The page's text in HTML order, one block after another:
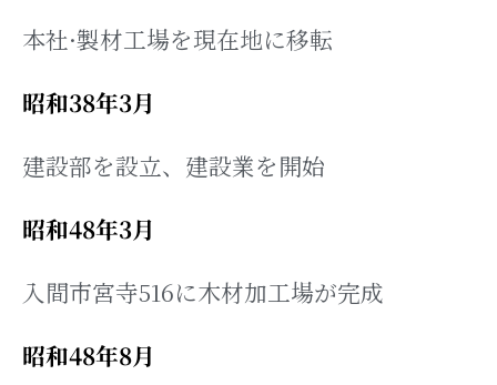
本社·製材工場を現在地に移転
昭和38年3月
建設部を設立、建設業を開始
昭和48年3月
入間市宮寺516に木材加工場が完成
昭和48年8月